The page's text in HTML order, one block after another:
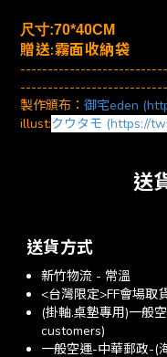
尺寸:70*40CM
贈送:霧面收納袋
製作頒布： 御宅eden
illust:クウタモ (https://
送
送貨方式
新竹物流 - 常溫
<台灣限定>FF會場取
(掛軸.桌墊專用)一般
customers)
一般空運-中華郵政-(